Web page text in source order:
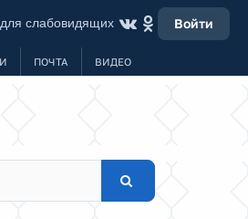
слабовидящих Войти
ПОЧТА ВИДЕО